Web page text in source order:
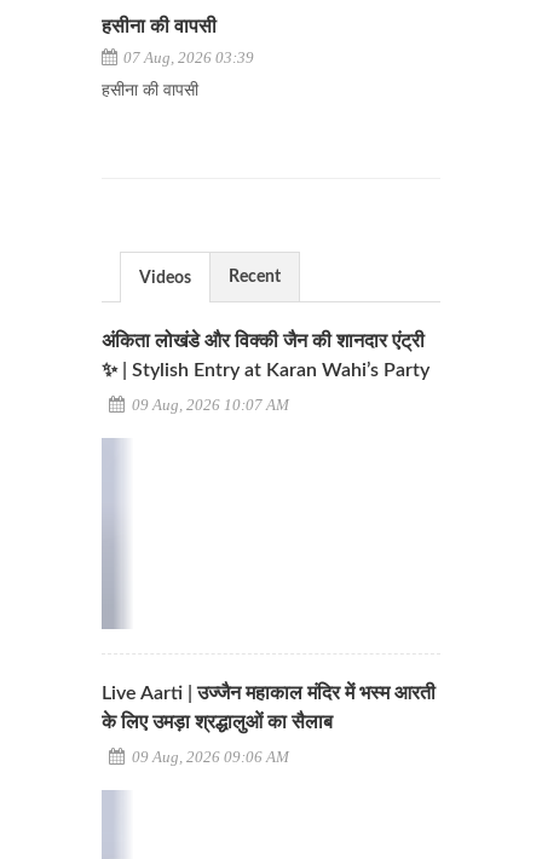
हसीना की वापसी
07 Aug, 2026 03:39
हसीना की वापसी
Videos Recent
अंकिता लोखंडे और विक्की जैन की शानदार एंट्री
✨ | Stylish Entry at Karan Wahi’s Party
09 Aug, 2026 10:07 AM
Live Aarti | उज्जैन महाकाल मंदिर में भस्म आरती
के लिए उमड़ा श्रद्धालुओं का सैलाब
09 Aug, 2026 09:06 AM